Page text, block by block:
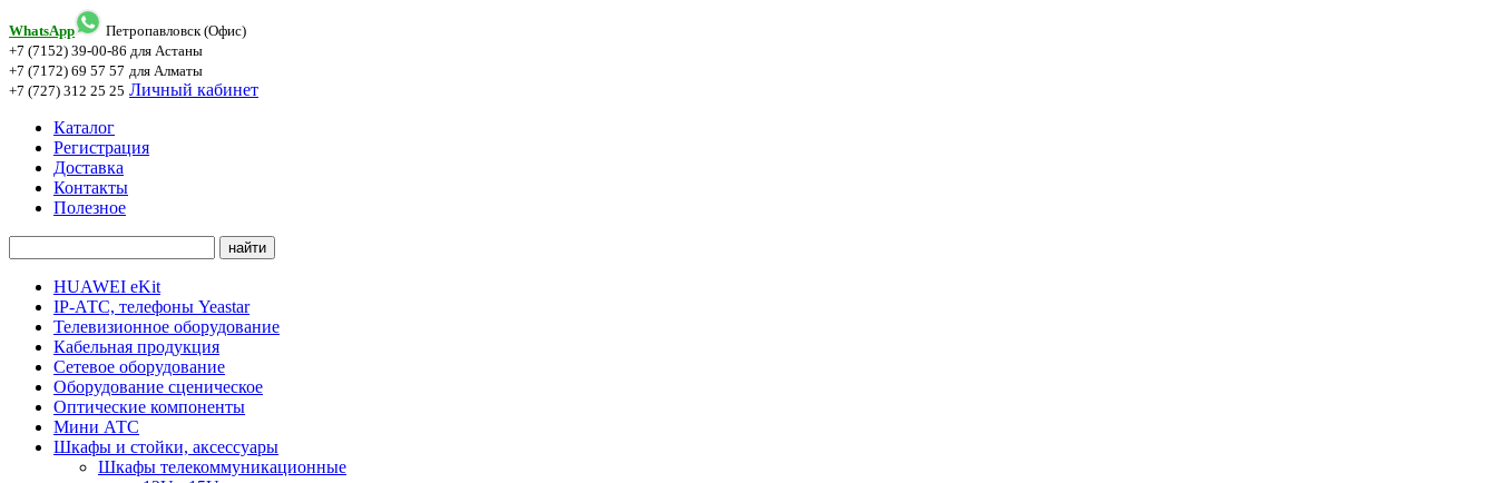
WhatsApp
Петропавловск (Офис)
+7 (7152) 39-00-86 для Астаны
+7 (7172) 69 57 57 для Алматы
+7 (727) 312 25 25 Личный кабинет
Каталог
Регистрация
Доставка
Контакты
Полезное
HUAWEI eKit
IP-АТС, телефоны Yeastar
Телевизионное оборудование
Кабельная продукция
Сетевое оборудование
Оборудование сценическое
Оптические компоненты
Мини АТС
Шкафы и стойки, аксессуары
Шкафы телекоммуникационные